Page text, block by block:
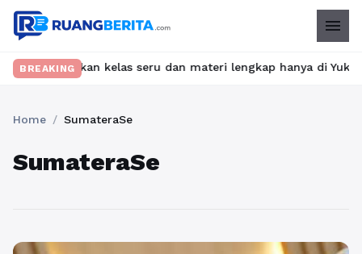
menu
BREAKING
Temukan kelas seru dan materi lengkap hanya di
Home / SumateraSe
SumateraSe